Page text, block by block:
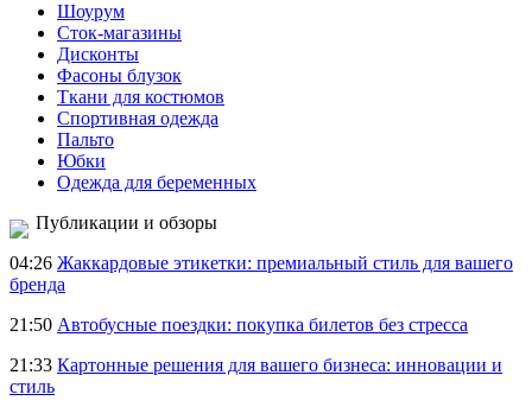
Шоурум
Сток-магазины
Дисконты
Фасоны блузок
Ткани для костюмов
Спортивная одежда
Пальто
Юбки
Одежда для беременных
Публикации и обзоры
04:26 Жаккардовые этикетки: премиальный стиль для вашего
бренда
21:50 Автобусные поездки: покупка билетов без стресса
21:33 Картонные решения для вашего бизнеса: инновации и
стиль